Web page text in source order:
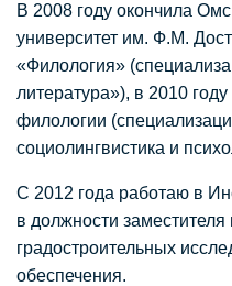
В 2008 году окончила
университет им. Ф.М.
«Филология»
литература»), в 2010
филологии
социолингвистика и
С 2012 года работаю в
в должности заместителя
градостроительных
обеспечения.